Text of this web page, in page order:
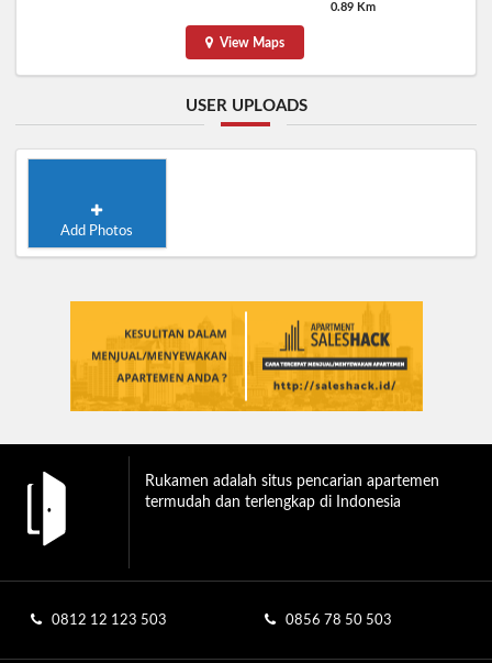
0.89 Km
View Maps
USER UPLOADS
Add Photos
Rukamen adalah situs pencarian apartemen
termudah dan terlengkap di Indonesia
0812 12 123 503 0856 78 50 503